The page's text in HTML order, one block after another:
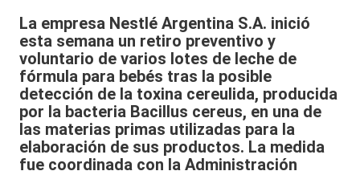
La empresa Nestlé Argentina S.A. inició
esta semana un retiro preventivo y
voluntario de varios lotes de leche de
fórmula para bebés tras la posible
detección de la toxina cereulida, producida
por la bacteria Bacillus cereus, en una de
las materias primas utilizadas para la
elaboración de sus productos. La medida
fue coordinada con la Administración